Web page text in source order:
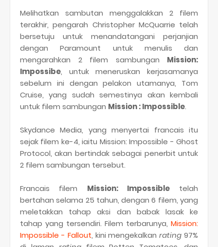
Melihatkan sambutan menggalakkan 2 filem
terakhir, pengarah Christopher McQuarrie telah
bersetuju untuk menandatangani perjanjian
dengan Paramount untuk menulis dan
mengarahkan 2 filem sambungan Mission:
Impossibe, untuk meneruskan kerjasamanya
sebelum ini dengan pelakon utamanya, Tom
Cruise, yang sudah semestinya akan kembali
untuk filem sambungan Mission : Impossible.
Skydance Media, yang menyertai francais itu
sejak filem ke-4, iaitu Mission: Impossible - Ghost
Protocol, akan bertindak sebagai penerbit untuk
2 filem sambungan tersebut.
Francais filem Mission: Impossibletelah
bertahan selama 25 tahun, dengan 6 filem, yang
meletakkan tahap aksi dan babak lasak ke
tahap yang tersendiri. Filem terbarunya, Mission:
Impossible - Fallout, kini mengekalkanrating97%